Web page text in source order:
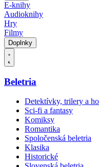
E-knihy
Audioknihy
Hry
Filmy
Doplnky
Beletria
Detektívky, trilery a
Sci-fi a fantasy
Komiksy
Romantika
Spoločenská beletria
Klasika
Historické